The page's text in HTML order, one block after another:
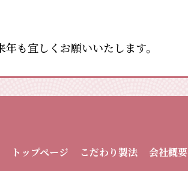
も宜しくお願いいたします。
トップページ こだわり製法 会社概要